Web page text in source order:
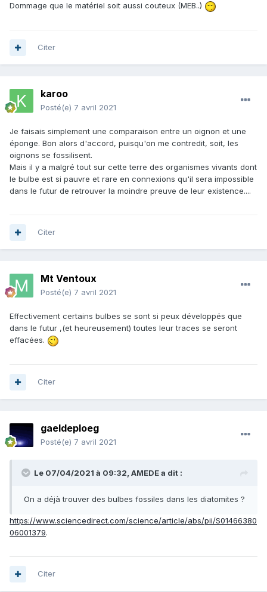
Dommage que le matériel soit aussi couteux (MEB..)
Citer
karoo
Posté(e) 7 avril 2021
Je faisais simplement une comparaison entre un oignon et une
éponge. Bon alors d'accord, puisqu'on me contredit, soit, les
oignons se fossilisent.
Mais il y a malgré tout sur cette terre des organismes vivants dont
le bulbe est si pauvre et rare en connexions qu'il sera impossible
dans le futur de retrouver la moindre preuve de leur existence....
Citer
Mt Ventoux
Posté(e) 7 avril 2021
Effectivement certains bulbes se sont si peux développés que
dans le futur ,(et heureusement) toutes leur traces se seront
effacées.
Citer
gaeldeploeg
Posté(e) 7 avril 2021
Le 07/04/2021 à 09:32, AMEDEa dit :
On a déjà trouver des bulbes fossiles dans les diatomites ?
https://www.sciencedirect.com/science/article/abs/pii/S01466380
06001379.
Citer